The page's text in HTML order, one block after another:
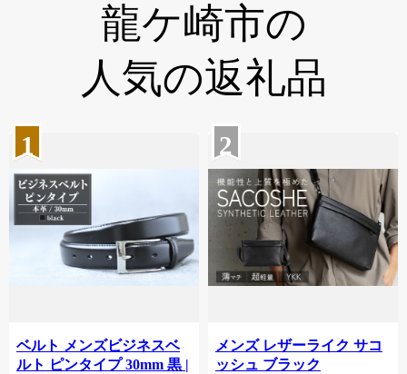
龍ケ崎市の
人気の返礼品
1
ベルト メンズビジネスベ
ルト ピンタイプ 30mm 黒 |
2
メンズ レザーライク サコ
ッシュ ブラック